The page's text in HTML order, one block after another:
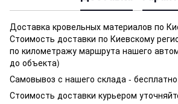
Доставка кровельных материалов по
Стоимость доставки по Киевскому
по километражу маршрута нашего
до объекта)
Самовывоз с нашего склада -
Стоимость доставки курьером